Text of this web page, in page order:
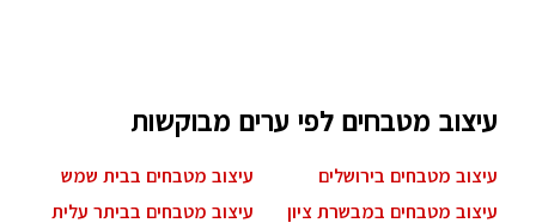
עיצוב מטבחים לפי ערים מבוקשות
עיצוב מטבחים בירושלים
עיצוב מטבחים בבית שמש
עיצוב מטבחים במבשרת ציון
עיצוב מטבחים בביתר עלית